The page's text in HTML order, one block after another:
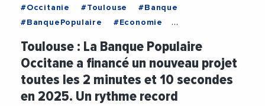
#Occitanie #Toulouse
#Banque
#BanquePopulaire
#Economie
Toulouse : La Banque Populaire
Occitane a financé un nouveau projet
toutes les 2 minutes et 10 secondes
en 2025. Un rythme record